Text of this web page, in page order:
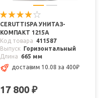
CERUTTISPA УНИТАЗ-
КОМПАКТ 1215A
Код товара
411587
Выпуск Горизонтальный
Длина
665 мм
доставим 10.08 за 400₽
17 800 ₽